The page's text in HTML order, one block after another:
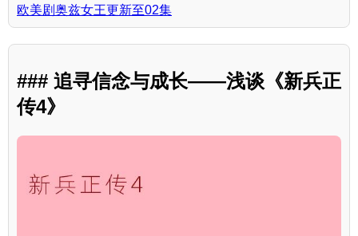
欧美剧奥兹女王更新至02集
### 追寻信念与成长——浅谈《新兵正
传4》